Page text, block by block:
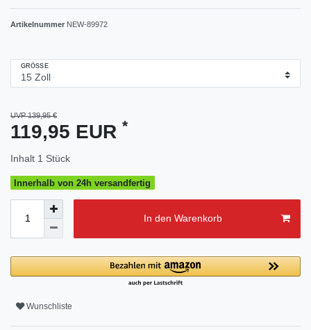
Artikelnummer NEW-89972
GRÖSSE
UVP 139,95 €
119,95 EUR *
Inhalt 1 Stück
Innerhalb von 24h versandfertig
In den Warenkorb
Wunschliste